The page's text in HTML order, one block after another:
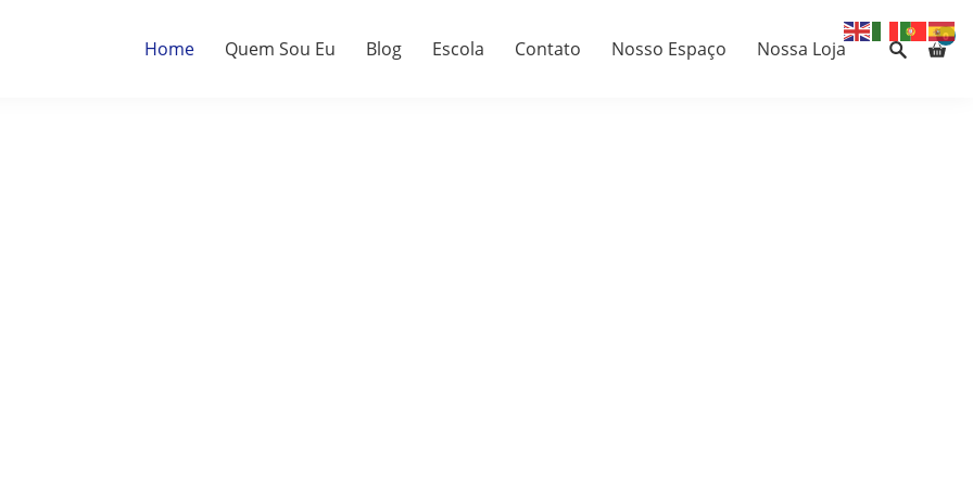
Home Quem Sou Eu Blog Escola Contato Nosso Espaço Nossa Loja
0